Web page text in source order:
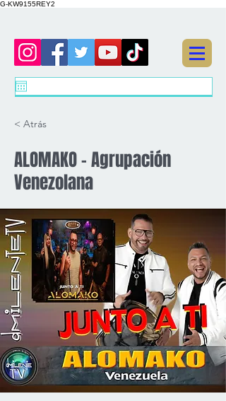
G-KW9155REY2
< Atrás
ALOMAKO - Agrupación
Venezolana